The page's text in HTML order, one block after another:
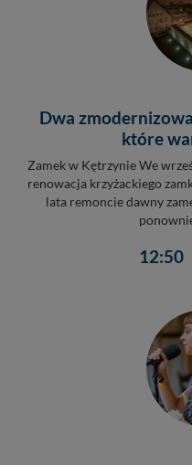
Dwa
które
Zamek w Kętrzynie We
renowacja krzyżackiego
lata remoncie dawny
12:50